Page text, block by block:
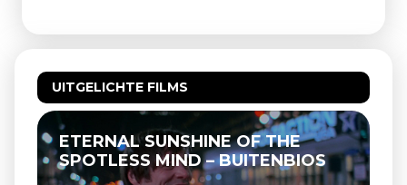
UITGELICHTE FILMS
ETERNAL SUNSHINE OF THE
SPOTLESS MIND – BUITENBIOS